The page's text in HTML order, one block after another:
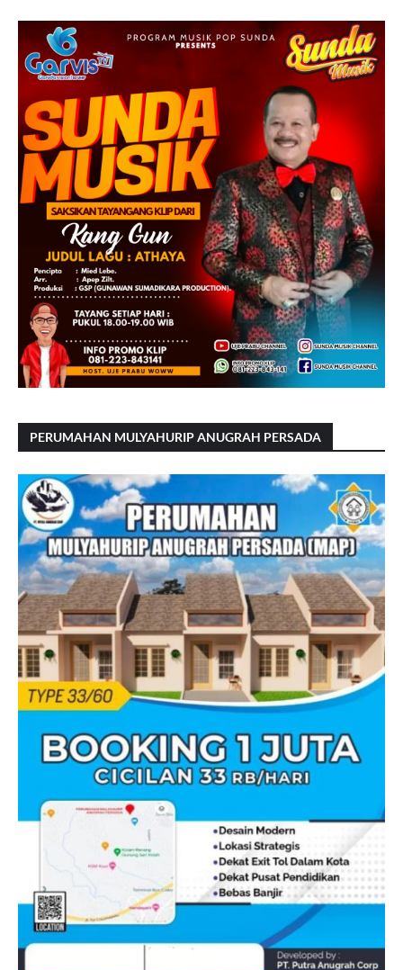
PERUMAHAN MULYAHURIP ANUGRAH PERSADA